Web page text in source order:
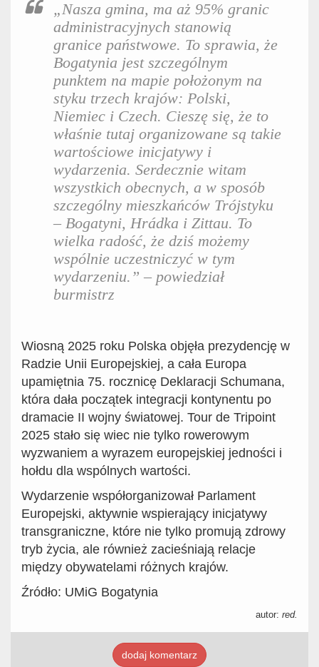
„Nasza gmina, ma aż 95% granic
administracyjnych stanowią
granice państwowe. To sprawia, że
Bogatynia jest szczególnym
punktem na mapie położonym na
styku trzech krajów: Polski,
Niemiec i Czech. Cieszę się, że to
właśnie tutaj organizowane są takie
wartościowe inicjatywy i
wydarzenia. Serdecznie witam
wszystkich obecnych, a w sposób
szczególny mieszkańców Trójstyku
– Bogatyni, Hrádka i Zittau. To
wielka radość, że dziś możemy
wspólnie uczestniczyć w tym
wydarzeniu.” – powiedział
burmistrz
Wiosną 2025 roku Polska objęła prezydencję w
Radzie Unii Europejskiej, a cała Europa
upamiętnia 75. rocznicę Deklaracji Schumana,
która dała początek integracji kontynentu po
dramacie II wojny światowej. Tour de Tripoint
2025 stało się wiec nie tylko rowerowym
wyzwaniem a wyrazem europejskiej jedności i
hołdu dla wspólnych wartości.
Wydarzenie współorganizował Parlament
Europejski, aktywnie wspierający inicjatywy
transgraniczne, które nie tylko promują zdrowy
tryb życia, ale również zacieśniają relacje
między obywatelami różnych krajów.
Źródło: UMiG Bogatynia
autor: red.
dodaj komentarz